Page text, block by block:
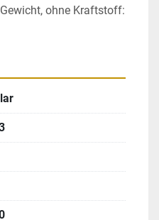
ohne Kraftstoff: